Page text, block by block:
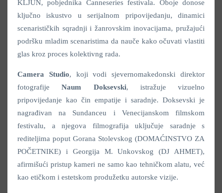
KLJUN, pobjednika Canneseries festivala. Oboje donose
ključno iskustvo u serijalnom pripovijedanju, dinamici
scenarističkih sqradnji i žanrovskim inovacijama, pružajući
podršku mladim scenaristima da nauče kako očuvati vlastiti
glas kroz proces kolektivng rada.
Camera Studio, koji vodi sjevernomakedonski direktor
fotografijeNaum Doksevski, istražuje vizuelno
pripovijedanje kao čin empatije i saradnje. Doksevski je
nagrađivan na Sundanceu i Venecijanskom filmskom
festivalu, a njegova filmografija uključuje saradnje s
rediteljima poput Gorana Stolevskog (DOMAĆINSTVO ZA
POČETNIKE) i Georgija M. Unkovskog (DJ AHMET),
afirmišući pristup kameri ne samo kao tehničkom alatu, već
kao etičkom i estetskom produžetku autorske vizije.